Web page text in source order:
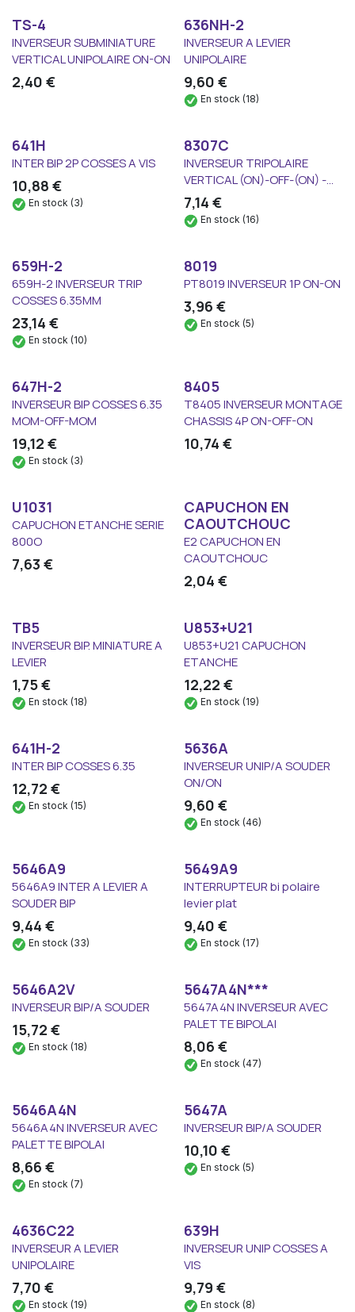
TS-4
INVERSEUR SUBMINIATURE
VERTICAL UNIPOLAIRE ON-ON
2,40 €
636NH-2
INVERSEUR A LEVIER
UNIPOLAIRE
9,60 €
En stock (18)
641H
INTER BIP 2P COSSES A VIS
10,88 €
En stock (3)
8307C
INVERSEUR TRIPOLAIRE
VERTICAL (ON)-OFF-(ON) -...
7,14 €
En stock (16)
659H-2
659H-2 INVERSEUR TRIP
COSSES 6.35MM
23,14 €
En stock (10)
8019
PT8019 INVERSEUR 1P ON-ON
3,96 €
En stock (5)
647H-2
INVERSEUR BIP COSSES 6.35
MOM-OFF-MOM
19,12 €
En stock (3)
8405
T8405 INVERSEUR MONTAGE
CHASSIS 4P ON-OFF-ON
10,74 €
U1031
CAPUCHON ETANCHE SERIE
800O
7,63 €
CAPUCHON EN
CAOUTCHOUC
E2 CAPUCHON EN
CAOUTCHOUC
2,04 €
TB5
INVERSEUR BIP. MINIATURE A
LEVIER
1,75€
En stock (18)
U853+U21
U853+U21 CAPUCHON
ETANCHE
12,22 €
En stock (19)
641H-2
INTER BIP COSSES 6.35
12,72 €
En stock (15)
5636A
INVERSEUR UNIP/A SOUDER
ON/ON
9,60 €
En stock (46)
5646A9
5646A9 INTER A LEVIER A
SOUDER BIP
9,44 €
En stock (33)
5649A9
INTERRUPTEUR bi polaire
levier plat
9,40 €
En stock (17)
5646A2V
INVERSEUR BIP/A SOUDER
15,72 €
En stock (18)
5647A4N***
5647A4N INVERSEUR AVEC
PALETTE BIPOLAI
8,06 €
En stock (47)
5646A4N
5646A4N INVERSEUR AVEC
PALETTE BIPOLAI
8,66 €
En stock (7)
5647A
INVERSEUR BIP/A SOUDER
10,10 €
En stock (5)
4636C22
INVERSEUR A LEVIER
UNIPOLAIRE
7,70 €
En stock (19)
639H
INVERSEUR UNIP COSSES A
VIS
9,79 €
En stock (8)